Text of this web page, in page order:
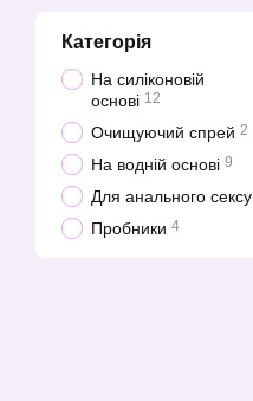
Категорія
На силіконовій
основі 12
Очищуючий спрей 2
На водній основі 9
Для анального сексу
Пробники 4